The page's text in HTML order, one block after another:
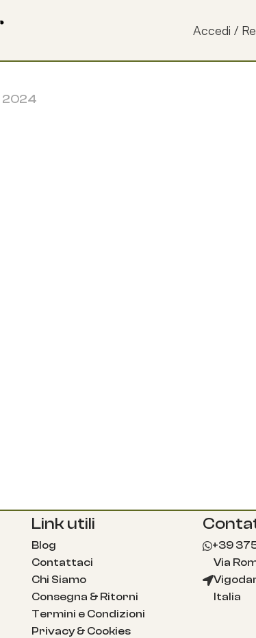
Accedi /
2024
Link utili
Blog
Contattaci
Chi Siamo
Consegna & Ritorni
Termini e Condizioni
Privacy & Cookies
+39
Via
Italia